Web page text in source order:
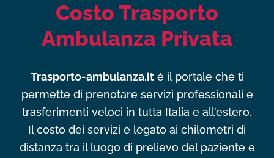
Costo Trasporto
Ambulanza Privata
Trasporto-ambulanza.itè il portale che ti
permette di prenotare servizi professionali e
trasferimenti veloci in tutta Italia e all’estero.
Il costo dei servizi è legato ai chilometri di
distanza tra il luogo di prelievo del paziente e